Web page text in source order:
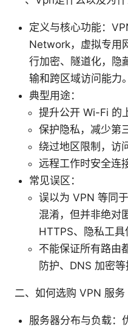
定义与核心功能：
Network，虚拟专用
行加密、隧道化，隐
输和跨区域访问能力。
典型用途：
提升公开 Wi-Fi 的
保护隐私，减少第
绕过地区限制，访
远程工作时安全连
常见误区：
误以为 VPN 等同
混淆，但并非绝对
HTTPS、隐私工具
不能保证所有路由
防护、DNS 加密
二、如何选购 VPN 服务
服务器分布与负载：